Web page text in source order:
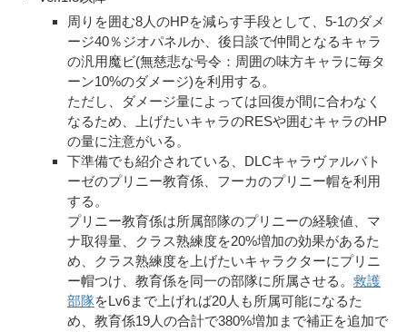
周りを囲む8人のHPを減らす手段として、5-1のダメ
ージ40％ジオパネルか、後日談で仲間となるキャラ
の汎用魔ビ(無慈悲な号令：周囲の味方キャラに毎タ
ーン10%のダメージ)を利用する。
ただし、ダメージ量によっては回復が間に合わなく
なるため、上げたいキャラのRESや囲むキャラのHP
の量に注意がいる。
下準備でも紹介されている、DLCキャラヴァルバト
ーゼのプリニー教育係、フーカのプリニー帽を利用
する。
プリニー教育係は所属部隊のプリニーの経験値、マ
ナ取得量、クラス熟練度を20%増加の効果があるた
め、クラス熟練度を上げたいキャラクターにプリニ
ー帽つけ、教育係を同一の部隊に所属させる。 救護
部隊をLv6まで上げれば20人も所属可能になるた
め、教育係19人の合計で380%増加まで補正を追加で